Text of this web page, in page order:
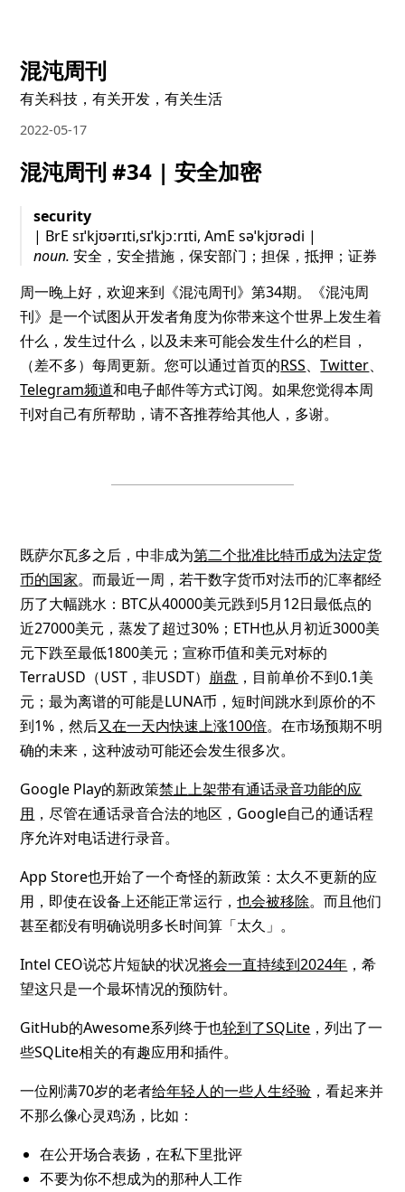
混沌周刊
有关科技，有关开发，有关生活
2022-05-17
混沌周刊 #34 | 安全加密
security
| BrE sɪˈkjʊərɪti,sɪˈkjɔːrɪti, AmE səˈkjʊrədi |
noun. 安全，安全措施，保安部门；担保，抵押；证券
周一晚上好，欢迎来到《混沌周刊》第34期。《混沌周
刊》是一个试图从开发者角度为你带来这个世界上发生着
什么，发生过什么，以及未来可能会发生什么的栏目，
（差不多）每周更新。您可以通过首页的RSS、Twitter、
Telegram频道和电子邮件等方式订阅。如果您觉得本周
刊对自己有所帮助，请不吝推荐给其他人，多谢。
既萨尔瓦多之后，中非成为第二个批准比特币成为法定货
币的国家。而最近一周，若干数字货币对法币的汇率都经
历了大幅跳水：BTC从40000美元跌到5月12日最低点的
近27000美元，蒸发了超过30%；ETH也从月初近3000美
元下跌至最低1800美元；宣称币值和美元对标的
TerraUSD（UST，非USDT） 崩盘 ，目前单价不到0.1美
元；最为离谱的可能是LUNA币，短时间跳水到原价的不
到1%，然后又在一天内快速上涨100倍。在市场预期不明
确的未来，这种波动可能还会发生很多次。
Google Play的新政策禁止上架带有通话录音功能的应
用 ，尽管在通话录音合法的地区，Google自己的通话程
序允许对电话进行录音。
App Store也开始了一个奇怪的新政策：太久不更新的应
用，即使在设备上还能正常运行，也会被移除。而且他们
甚至都没有明确说明多长时间算「太久」。
Intel CEO说芯片短缺的状况将会一直持续到2024年 ，希
望这只是一个最坏情况的预防针。
GitHub的Awesome系列终于也轮到了SQLite ，列出了一
些SQLite相关的有趣应用和插件。
一位刚满70岁的老者给年轻人的一些人生经验 ，看起来并
不那么像心灵鸡汤，比如：
在公开场合表扬，在私下里批评
不要为你不想成为的那种人工作